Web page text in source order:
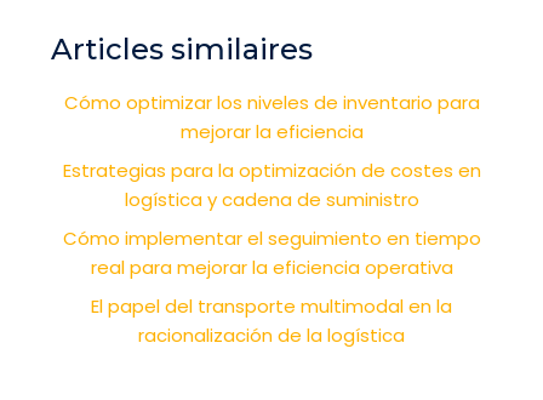
Articles similaires
Cómo optimizar los niveles de inventario para
mejorar la eficiencia
Estrategias para la optimización de costes en
logística y cadena de suministro
Cómo implementar el seguimiento en tiempo
real para mejorar la eficiencia operativa
El papel del transporte multimodal en la
racionalización de la logística